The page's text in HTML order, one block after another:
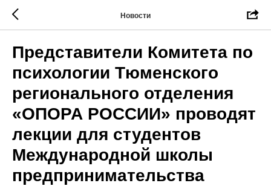
Новости
Представители Комитета по
психологии Тюменского
регионального отделения
«ОПОРА РОССИИ» проводят
лекции для студентов
Международной школы
предпринимательства